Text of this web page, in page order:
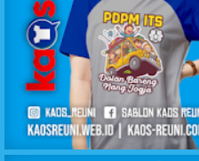
KAOS DOLAN BARENG PDPM ITS